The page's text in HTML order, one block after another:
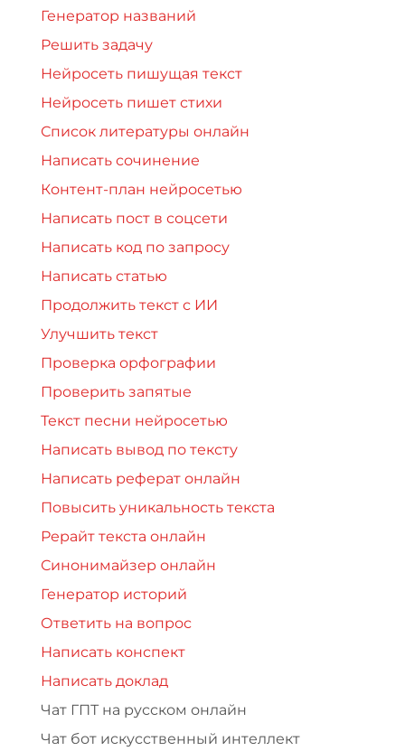
Генератор названий
Решить задачу
Нейросеть пишущая текст
Нейросеть пишет стихи
Список литературы онлайн
Написать сочинение
Контент-план нейросетью
Написать пост в соцсети
Написать код по запросу
Написать статью
Продолжить текст с ИИ
Улучшить текст
Проверка орфографии
Проверить запятые
Текст песни нейросетью
Написать вывод по тексту
Написать реферат онлайн
Повысить уникальность текста
Рерайт текста онлайн
Синонимайзер онлайн
Генератор историй
Ответить на вопрос
Написать конспект
Написать доклад
Чат ГПТ на русском онлайн
Чат бот искусственный интеллект